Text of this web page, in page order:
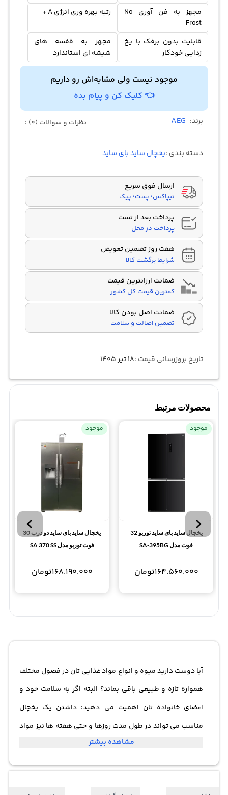
مجهز به فن آوری No
Frost
رتبه بهره وری انرژی A +
قابلیت بدون برفک با یخ
زدایی خودکار
مجهز به قفسه های
شیشه ای استاندارد
موجود نیست ولی مشابه‌اش رو داریم
👈 کلیک کن و پیام بده
برند: AEG نظرات و سوالات (0) :
دسته بندی :یخچال ساید بای ساید
ارسال فوق سریع
تیپاکس؛ پست؛ پیک
پرداخت بعد از تست
پرداخت در محل
هفت روز تضمین تعویض
شرایط برگشت کالا
ضمانت ارزانترین قیمت
کمترین قیمت کل کشور
ضمانت اصل بودن کالا
تضمین اصالت و سلامت
تاریخ بروزرسانی قیمت :۱۸ تیر ۱۴۰۵
محصولات مرتبط
موجود
یخچال ساید بای ساید توربو 32
فوت مدل SA-395BG
164.560.000تومان
موجود
یخچال ساید بای ساید دو درب 30
فوت توربو مدل SA 370 SS
168.190.000تومان
آیا دوست دارید میوه و انواع مواد غذایی تان در فصول مختلف
همواره تازه و طبیعی باقی بماند؟ البته اگر به سلامت خود و
اعضای خانواده تان اهمیت می دهید؛ داشتن یک یخچال
مناسب می تواند در طول مدت روزها و حتی هفته ها نیز مواد
غذایی، میوه و سبزیجات را تازه و بدون از دست دادن طعم و
رنگ اصلی محافظت کند. بنابراین ما به شما یخچال ساید بای
مشاهده بیشتر